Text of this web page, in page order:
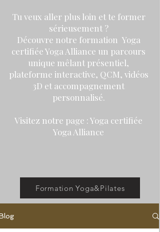
Tu veux aller plus loin et te former
sérieusement ?
Découvre notre formation Yoga
certifiée Yoga Alliance un parcours
unique mêlant présentiel,
plateforme interactive, QCM, vidéos
3D et accompagnement
personnalisé.
Visitez notre page : Yoga certifiée
Yoga Alliance
Formation Yoga&Pilates